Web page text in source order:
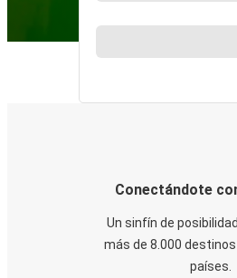
Conectándote
Un sinfín de
más de 8.000
países.